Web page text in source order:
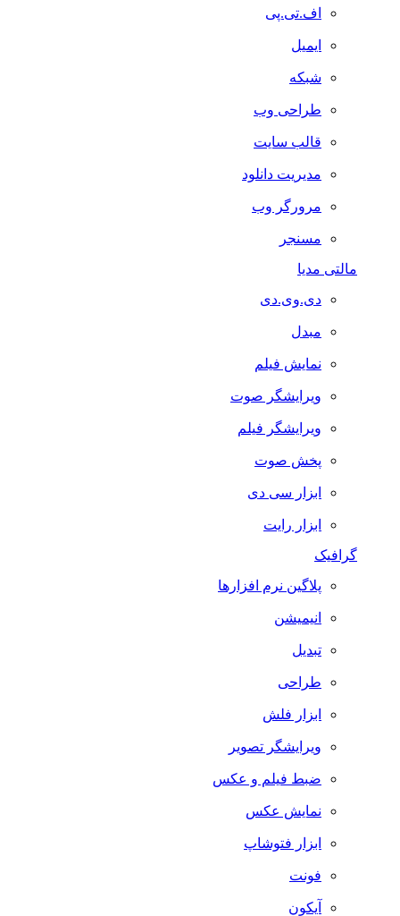
اف.تی.پی
ایمیل
شبکه
طراحی وب
قالب سایت
مدیریت دانلود
مرورگر وب
مسنجر
مالتی مدیا
دی.وی.دی
مبدل
نمایش فیلم
ویرایشگر صوت
ویرایشگر فیلم
پخش صوت
ابزار سی دی
ابزار رایت
گرافیک
پلاگین نرم افزارها
انیمیشن
تبدیل
طراحی
ابزار فلش
ویرایشگر تصویر
ضبط فيلم و عكس
نمایش عکس
ابزار فتوشاپ
فونت
آیکون